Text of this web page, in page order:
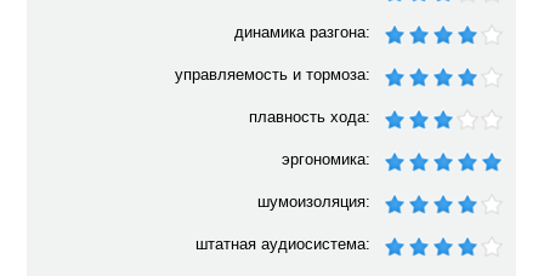
динамика разгона:
управляемость и тормоза:
плавность хода:
эргономика:
шумоизоляция:
штатная аудиосистема: